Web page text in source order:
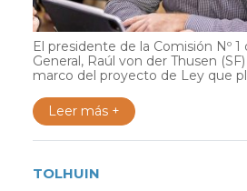
El presidente de la Comisión Nº
General, Raúl von der Thusen
marco del proyecto de Ley que
Leer más +
TOLHUIN